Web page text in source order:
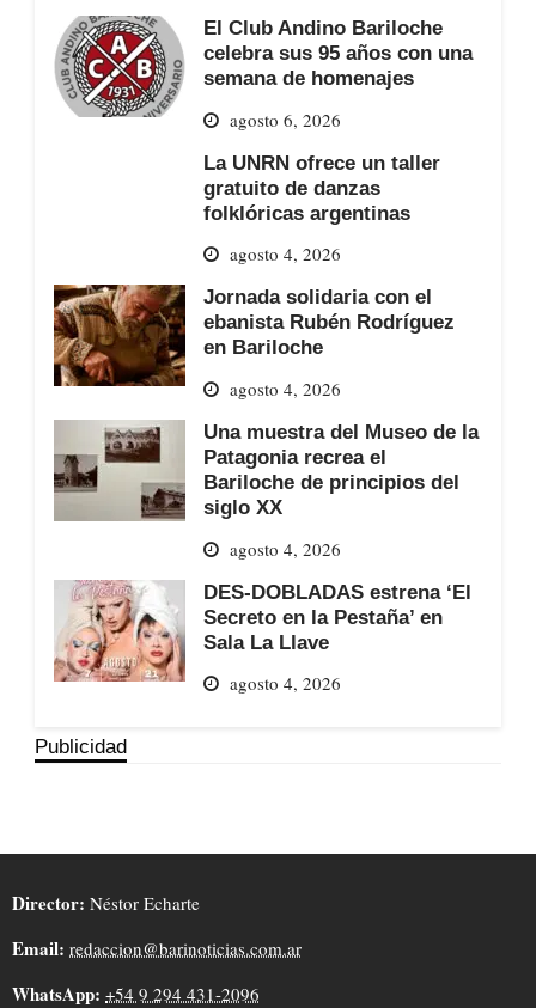
El Club Andino Bariloche
celebra sus 95 años con una
semana de homenajes
agosto 6, 2026
La UNRN ofrece un taller
gratuito de danzas
folklóricas argentinas
agosto 4, 2026
Jornada solidaria con el
ebanista Rubén Rodríguez
en Bariloche
agosto 4, 2026
Una muestra del Museo de la
Patagonia recrea el
Bariloche de principios del
siglo XX
agosto 4, 2026
DES-DOBLADAS estrena ‘El
Secreto en la Pestaña’ en
Sala La Llave
agosto 4, 2026
Publicidad
Director: Néstor Echarte
Email: redaccion@barinoticias.com.ar
WhatsApp: +54 9 294 431-2096